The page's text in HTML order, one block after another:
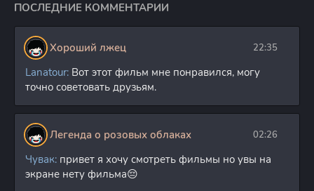
ПОСЛЕДНИЕ КОММЕНТАРИИ
Хороший лжец 22:35
Lanatour: Вот этот фильм мне понравился, могу
точно советовать друзьям.
Легенда о розовых облаках 02:26
Чувак: привет я хочу смотреть фильмы но увы на
экране нету фильма😔